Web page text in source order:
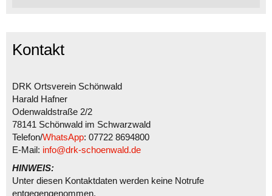
Kontakt
DRK Ortsverein Schönwald
Harald Hafner
Odenwaldstraße 2/2
78141 Schönwald im Schwarzwald
Telefon/WhatsApp: 07722 8694800
E-Mail: info@drk-schoenwald.de
HINWEIS:
Unter diesen Kontaktdaten werden keine Notrufe
entgegengenommen.